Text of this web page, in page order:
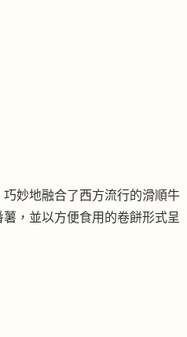
妙地融合了西方流行的滑順牛
，並以方便食用的卷餅形式呈